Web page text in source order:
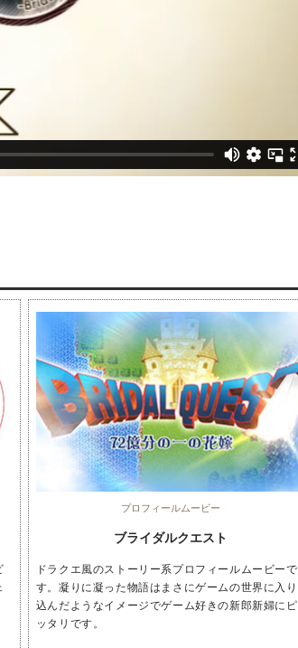
プロフィールムービー
ブライダルクエスト
ドラクエ風のストーリー系プロフィールムービーで
す。凝りに凝った物語はまさにゲームの世界に入り
込んだようなイメージでゲーム好きの新郎新婦にピ
ッタリです。